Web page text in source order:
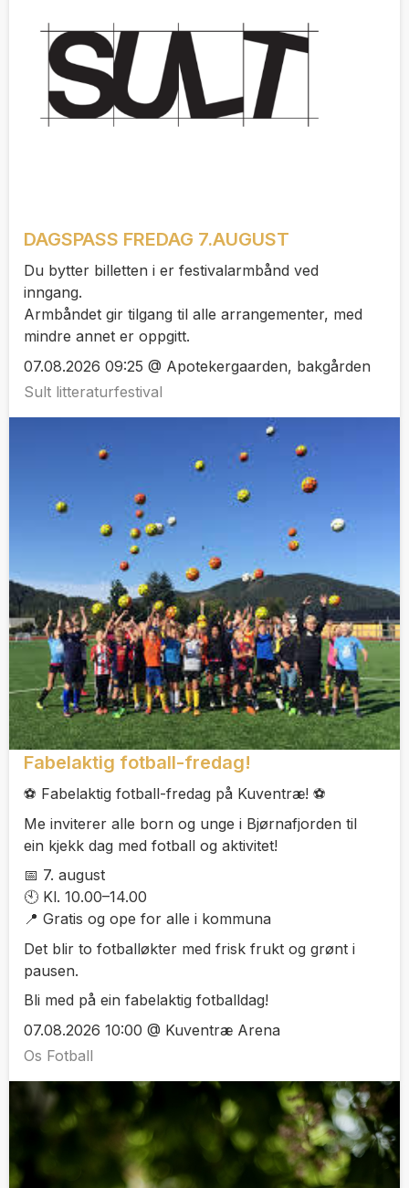
DAGSPASS FREDAG 7.AUGUST
Du bytter billetten i er festivalarmbånd ved
inngang.
Armbåndet gir tilgang til alle arrangementer, med
mindre annet er oppgitt.
07.08.2026 09:25 @ Apotekergaarden, bakgården
Sult litteraturfestival
Fabelaktig fotball-fredag!
⚽ Fabelaktig fotball-fredag på Kuventræ! ⚽
Me inviterer alle born og unge i Bjørnafjorden til
ein kjekk dag med fotball og aktivitet!
📅 7. august
🕙 Kl. 10.00–14.00
📍 Gratis og ope for alle i kommuna
Det blir to fotballøkter med frisk frukt og grønt i
pausen.
Bli med på ein fabelaktig fotballdag!
07.08.2026 10:00 @ Kuventræ Arena
Os Fotball